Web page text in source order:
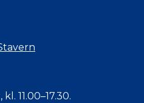
11.00–17.30.